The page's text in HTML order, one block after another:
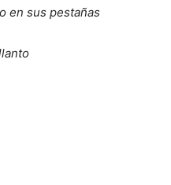
en sus pestañas